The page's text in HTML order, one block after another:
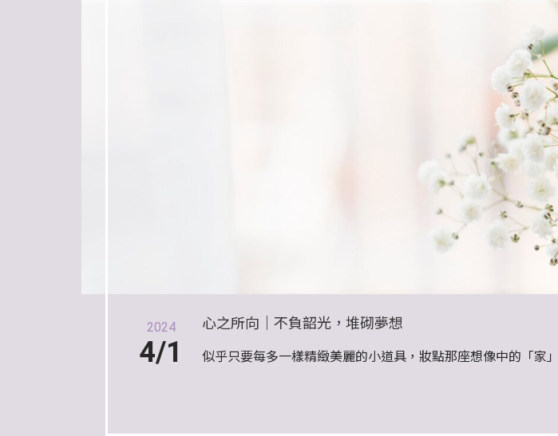
4/1
2024 心之所向｜不負韶光，堆砌夢想
似乎只要每多一樣精緻美麗的小道具，妝點那座想像中的「家